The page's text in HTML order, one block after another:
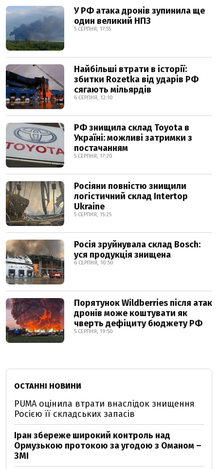
У РФ атака дронів зупинила ще
один великий НПЗ
5 СЕРПНЯ, 17:55
Найбільші втрати в історії:
збитки Rozetka від ударів РФ
сягають мільярдів
6 СЕРПНЯ, 12:10
РФ знищила склад Toyota в
Україні: можливі затримки з
постачанням
5 СЕРПНЯ, 17:20
Росіяни повністю знищили
логістичний склад Intertop
Ukraine
5 СЕРПНЯ, 15:25
Росія зруйнувала склад Bosch:
уся продукція знищена
6 СЕРПНЯ, 10:50
Порятунок Wildberries після атак
дронів може коштувати як
чверть дефіциту бюджету РФ
5 СЕРПНЯ, 19:50
ОСТАННІ НОВИНИ
PUMA оцінила втрати внаслідок знищення
Росією її складських запасів
Іран збереже широкий контроль над
Ормузькою протокою за угодою з Оманом –
ЗМІ